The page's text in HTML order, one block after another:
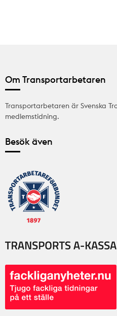
Om Transportarbetaren
Transportarbetaren är Svenska
medlemstidning.
Besök även